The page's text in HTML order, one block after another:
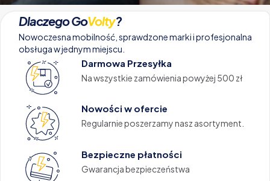
Dlaczego GoVolty?
Nowoczesna mobilność, sprawdzone marki i profesjonalna
obsługa w jednym miejscu.
Darmowa Przesyłka
Na wszystkie zamówienia powyżej 500 zł
Nowości w ofercie
Regularnie poszerzamy nasz asortyment.
Bezpieczne płatności
Gwarancja bezpieczeństwa